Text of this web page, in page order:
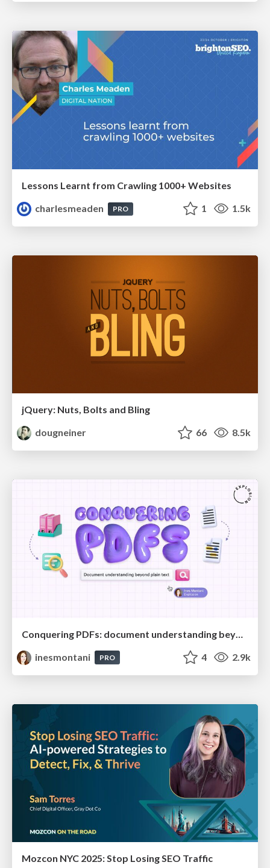
Lessons Learnt from Crawling 1000+ Websites
charlesmeaden
PRO 1 1.5k
jQuery: Nuts, Bolts and Bling
dougneiner
66 8.5k
inesmontani
PRO 4 2.9k
Mozcon NYC 2025: Stop Losing SEO Traffic